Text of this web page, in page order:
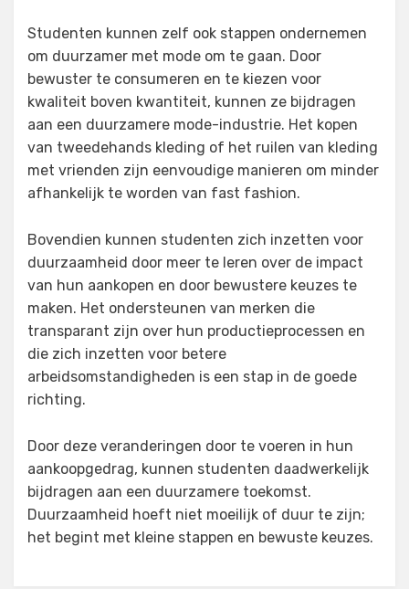
Studenten kunnen zelf ook stappen ondernemen
om duurzamer met mode om te gaan. Door
bewuster te consumeren en te kiezen voor
kwaliteit boven kwantiteit, kunnen ze bijdragen
aan een duurzamere mode-industrie. Het kopen
van tweedehands kleding of het ruilen van kleding
met vrienden zijn eenvoudige manieren om minder
afhankelijk te worden van fast fashion.
Bovendien kunnen studenten zich inzetten voor
duurzaamheid door meer te leren over de impact
van hun aankopen en door bewustere keuzes te
maken. Het ondersteunen van merken die
transparant zijn over hun productieprocessen en
die zich inzetten voor betere
arbeidsomstandigheden is een stap in de goede
richting.
Door deze veranderingen door te voeren in hun
aankoopgedrag, kunnen studenten daadwerkelijk
bijdragen aan een duurzamere toekomst.
Duurzaamheid hoeft niet moeilijk of duur te zijn;
het begint met kleine stappen en bewuste keuzes.